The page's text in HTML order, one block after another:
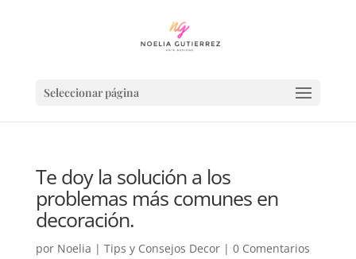
Seleccionar página
Te doy la solución a los
problemas más comunes en
decoración.
por Noelia | Tips y Consejos Decor| 0 Comentarios